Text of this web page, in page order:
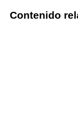
Contenido